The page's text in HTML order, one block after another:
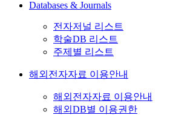
Databases & Journals
전자저널 리스트
학술DB 리스트
주제별 리스트
해외전자자료 이용안내
해외전자자료 이용안내
해외DB별 이용권한